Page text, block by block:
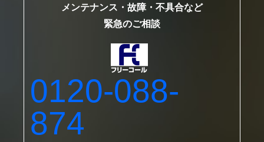
メンテナンス・故障・不具合など
緊急のご相談
0120-088-
874